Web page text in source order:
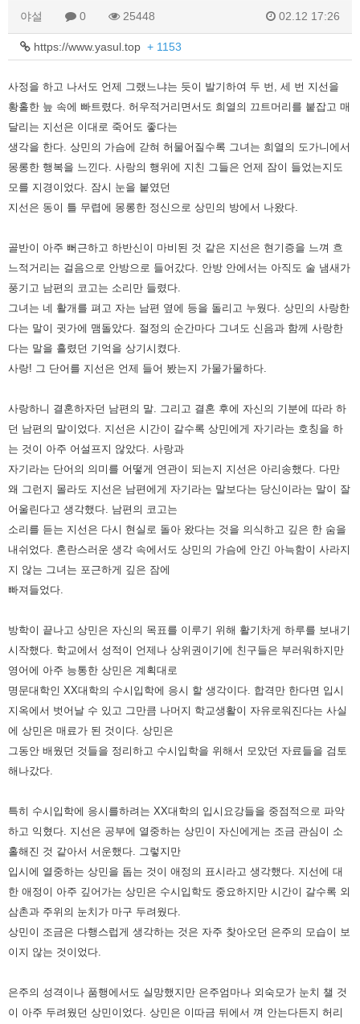
야설 0 25448 02.12 17:26
https://www.yasul.top + 1153
사정을 하고 나서도 언제 그랬느냐는 듯이 발기하여 두 번, 세 번 지선을
황홀한 늪 속에 빠트렸다. 허우적거리면서도 희열의 끄트머리를 붙잡고 매
달리는 지선은 이대로 죽어도 좋다는
생각을 한다. 상민의 가슴에 갇혀 허물어질수록 그녀는 희열의 도가니에서
몽롱한 행복을 느낀다. 사랑의 행위에 지친 그들은 언제 잠이 들었는지도
모를 지경이었다. 잠시 눈을 붙였던
지선은 동이 틀 무렵에 몽롱한 정신으로 상민의 방에서 나왔다.
골반이 아주 뻐근하고 하반신이 마비된 것 같은 지선은 현기증을 느껴 흐
느적거리는 걸음으로 안방으로 들어갔다. 안방 안에서는 아직도 술 냄새가
풍기고 남편의 코고는 소리만 들렸다.
그녀는 네 활개를 펴고 자는 남편 옆에 등을 돌리고 누웠다. 상민의 사랑한
다는 말이 귓가에 맴돌았다. 절정의 순간마다 그녀도 신음과 함께 사랑한
다는 말을 흘렸던 기억을 상기시켰다.
사랑! 그 단어를 지선은 언제 들어 봤는지 가물가물하다.
사랑하니 결혼하자던 남편의 말. 그리고 결혼 후에 자신의 기분에 따라 하
던 남편의 말이었다. 지선은 시간이 갈수록 상민에게 자기라는 호칭을 하
는 것이 아주 어설프지 않았다. 사랑과
자기라는 단어의 의미를 어떻게 연관이 되는지 지선은 아리송했다. 다만
왜 그런지 몰라도 지선은 남편에게 자기라는 말보다는 당신이라는 말이 잘
어울린다고 생각했다. 남편의 코고는
소리를 듣는 지선은 다시 현실로 돌아 왔다는 것을 의식하고 깊은 한 숨을
내쉬었다. 혼란스러운 생각 속에서도 상민의 가슴에 안긴 아늑함이 사라지
지 않는 그녀는 포근하게 깊은 잠에
빠져들었다.
방학이 끝나고 상민은 자신의 목표를 이루기 위해 활기차게 하루를 보내기
시작했다. 학교에서 성적이 언제나 상위권이기에 친구들은 부러워하지만
영어에 아주 능통한 상민은 계획대로
명문대학인 XX대학의 수시입학에 응시 할 생각이다. 합격만 한다면 입시
지옥에서 벗어날 수 있고 그만큼 나머지 학교생활이 자유로워진다는 사실
에 상민은 매료가 된 것이다. 상민은
그동안 배웠던 것들을 정리하고 수시입학을 위해서 모았던 자료들을 검토
해나갔다.
특히 수시입학에 응시를하려는 XX대학의 입시요강들을 중점적으로 파악
하고 익혔다. 지선은 공부에 열중하는 상민이 자신에게는 조금 관심이 소
홀해진 것 같아서 서운했다. 그렇지만
입시에 열중하는 상민을 돕는 것이 애정의 표시라고 생각했다. 지선에 대
한 애정이 아주 깊어가는 상민은 수시입학도 중요하지만 시간이 갈수록 외
삼촌과 주위의 눈치가 마구 두려웠다.
상민이 조금은 다행스럽게 생각하는 것은 자주 찾아오던 은주의 모습이 보
이지 않는 것이었다.
은주의 성격이나 품행에서도 실망했지만 은주엄마나 외숙모가 눈치 챌 것
이 아주 두려웠던 상민이었다. 상민은 이따금 뒤에서 껴 안는다든지 허리